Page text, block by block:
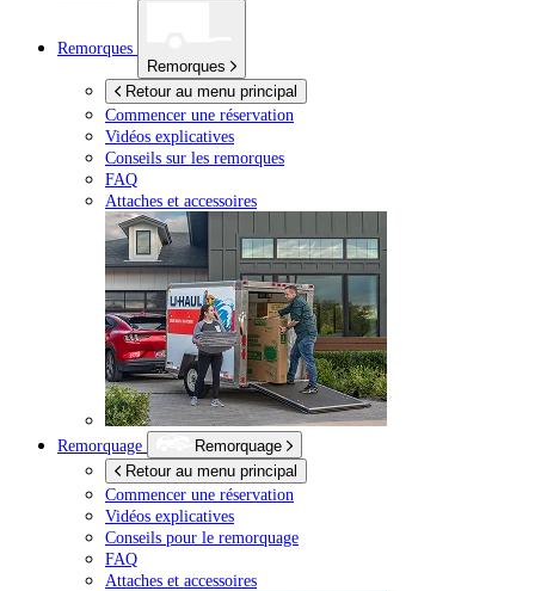
Remorques
Remorques
Retour au menu principal
Commencer une réservation
Vidéos explicatives
Conseils sur les remorques
FAQ
Attaches et accessoires
Remorquage
Remorquage
Retour au menu principal
Commencer une réservation
Vidéos explicatives
Conseils pour le remorquage
FAQ
Attaches et accessoires